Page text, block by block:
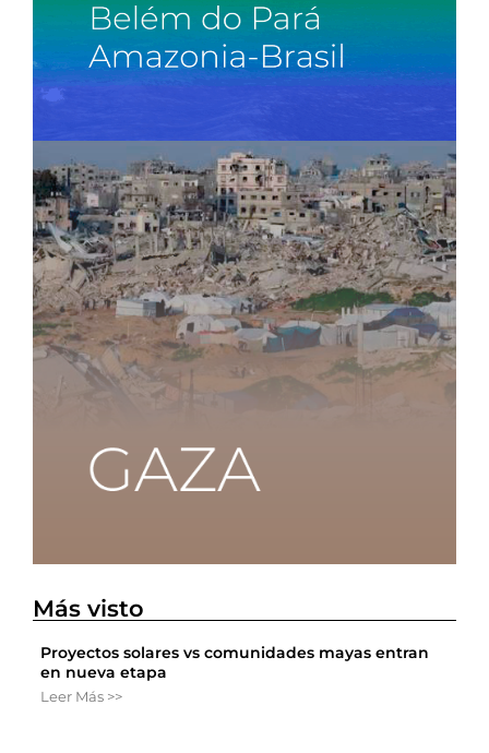
Más visto
Proyectos solares vs comunidades mayas entran
en nueva etapa
Leer Más >>